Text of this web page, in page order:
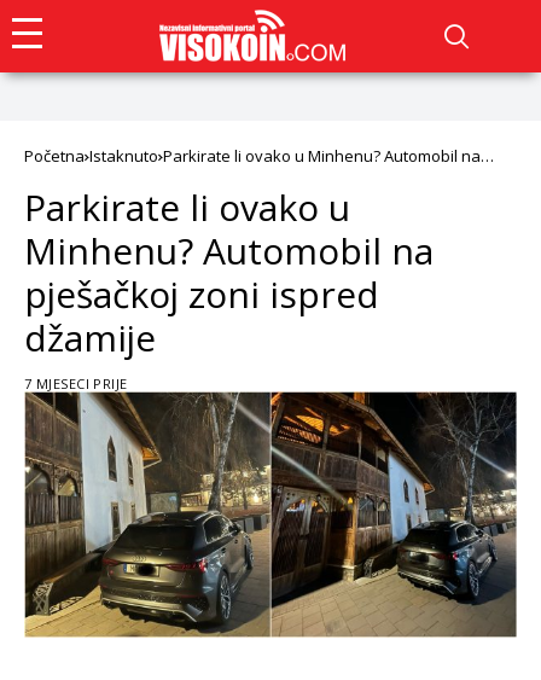
Početna Istaknuto Parkirate li ovako u Minhenu? Automobil na
Parkirate li ovako u
Minhenu? Automobil na
pješačkoj zoni ispred
džamije
7 MJESECI PRIJE